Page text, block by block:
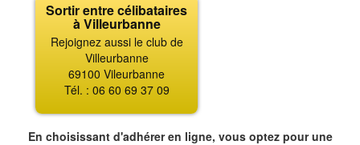
Sortir entre célibataires
à Villeurbanne
Rejoignez aussi le club de
Villeurbanne
69100 Vileurbanne
Tél. : 06 60 69 37 09
En choisissant d'adhérer en ligne, vous optez pour une